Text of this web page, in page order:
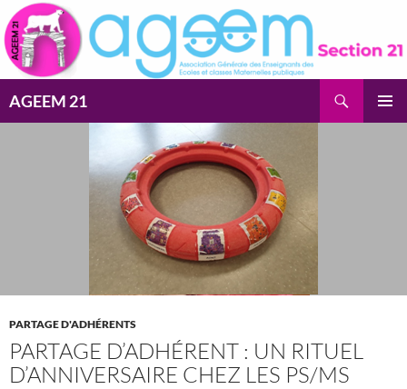
Aller
au
contenu
AGEEM 21
PARTAGE D'ADHÉRENTS
PARTAGE D’ADHÉRENT : UN RITUEL
D’ANNIVERSAIRE CHEZ LES PS/MS